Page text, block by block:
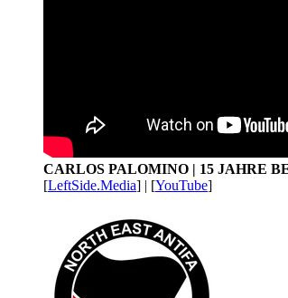
CARLOS PALOMINO | 15 JAHRE
[LeftSide.Media] | [YouTube]